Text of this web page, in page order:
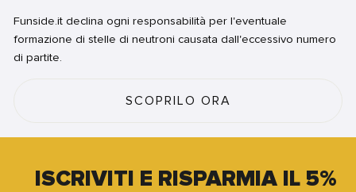
Funside.it declina ogni responsabilità per l'eventuale
formazione di stelle di neutroni causata dall'eccessivo numero
di partite.
SCOPRILO ORA
ISCRIVITI E RISPARMIA IL 5%